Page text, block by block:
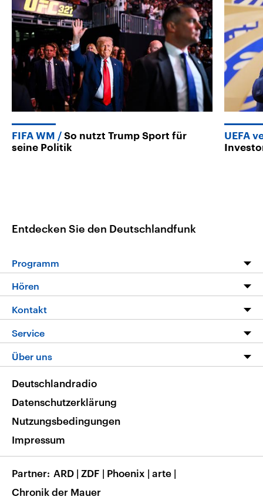
FIFA WM
So nutzt Trump Sport für
seine Politik
UEFA
Entdecken Sie den Deutschlandfunk
Programm
Programm
Die Nachrichten
Nachrichtenleicht
Neue Beiträge auf dlf.de
Hören
Livestream
Podcasts
Deutschlandfunk App
Nachrichten App
Frequenzen
Kontakt
Hörerservice
Service
FAQ
Veranstaltungen
Musikliste
RSS
Über uns
Barrierefreiheit
Deutschlandradio
Datenschutzerklärung
Nutzungsbedingungen
Impressum
Partner ARD | ZDF | Phoenix | arte |
Chronik der Mauer